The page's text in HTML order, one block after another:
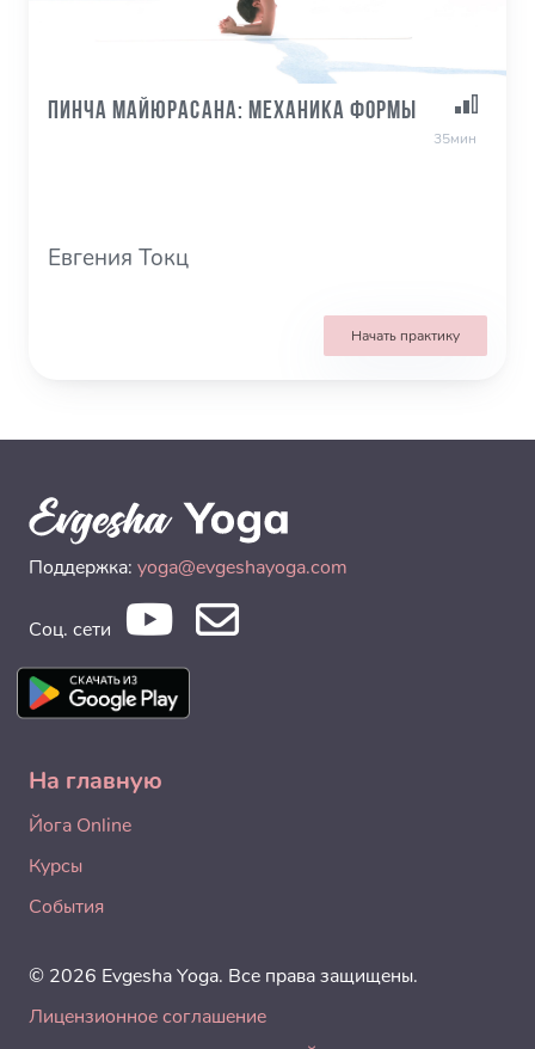
Пинча Майюрасана: механика формы
35мин
Евгения Токц
Начать практику
Поддержка: yoga@evgeshayoga.com
Соц. сети
На главную
Йога Online
Курсы
События
© 2026 Evgesha Yoga. Все права защищены.
Лицензионное соглашение